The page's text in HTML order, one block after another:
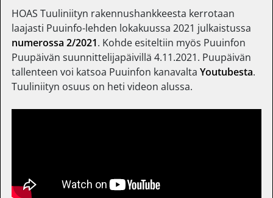
HOAS Tuuliniityn rakennushankkeesta kerrotaan
laajasti Puuinfo-lehden lokakuussa 2021 julkaistussa
numerossa 2/2021. Kohde esiteltiin myös Puuinfon
Puupäivän suunnittelijapäivillä 4.11.2021. Puupäivän
tallenteen voi katsoa Puuinfon kanavaltaYoutubesta.
Tuuliniityn osuus on heti videon alussa.